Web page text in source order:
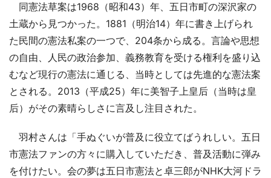
同憲法草案は1968（昭和43）年、五日市町の深沢家の
土蔵から見つかった。1881（明治14）年に書き上げられ
た民間の憲法私案の一つで、204条から成る。言論や思想
の自由、人民の政治参加、義務教育を受ける権利を盛り込
むなど現行の憲法に通じる、当時としては先進的な憲法案
とされる。2013（平成25）年に美智子上皇后（当時は皇
后）がその素晴らしさに言及し注目された。
羽村さんは「手ぬぐいが普及に役立てばうれしい。五日
市憲法ファンの方々に購入していただき、普及活動に弾み
を付けたい。会の夢は五日市憲法と卓三郎がNHK大河ドラ